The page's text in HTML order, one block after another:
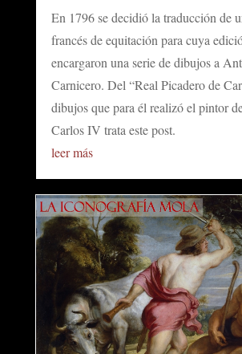
En 1796 se decidió la traducción de
francés de equitación para cuya
encargaron una serie de dibujos a
Carnicero. Del “Real Picadero de
dibujos que para él realizó el pintor
Carlos IV trata este post.
leer más